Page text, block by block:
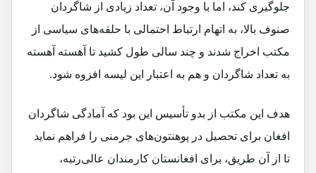
جلوگيرى کند، اما با وجود آن، تعداد زیادى از شاگردان
صنوف بالا، به ‌اتهام ارتباط احتمالی با حلقه‌هاى سياسى از
مکتب اخراج شدند و چند سالی طول کشید تا آهسته آهسته
به تعداد شاگردان و هم به اعتبار این لیسه افزوه شود.
هدف اين مکتب از بدو تأسیس این بود که آمادگی شاگردان
افغان برای تحصيل در پوهنتون‌هاى جرمنی را فراهم نماید
تا از آن طریق، براى افغانستان کارمندان عالی‌رتبه،